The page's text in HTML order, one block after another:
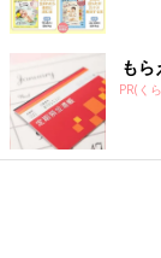
も
PR(く